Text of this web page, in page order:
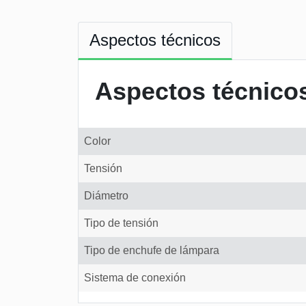
Aspectos técnicos
Aspectos
Color
Tensión
Diámetro
Tipo de tensión
Tipo de enchufe de lámpara
Sistema de conexión